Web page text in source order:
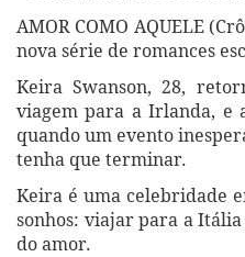
AMOR COMO AQUELE
nova série de romances
Keira Swanson, 28,
viagem para a Irlanda, e
quando um evento
tenha que terminar.
Keira é uma celebridade
sonhos: viajar para a
do amor.